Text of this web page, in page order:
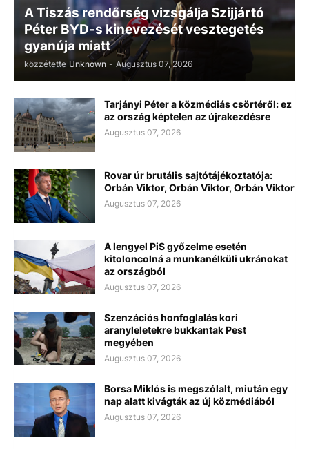
A Tiszás rendőrség vizsgálja Szijjártó
Péter BYD-s kinevezését vesztegetés
gyanúja miatt
közzétette Unknown - Augusztus 07, 2026
Tarjányi Péter a közmédiás csörtéről: ez
az ország képtelen az újrakezdésre
Augusztus 07, 2026
Rovar úr brutális sajtótájékoztatója:
Orbán Viktor, Orbán Viktor, Orbán Viktor
Augusztus 07, 2026
A lengyel PiS győzelme esetén
kitoloncolná a munkanélküli ukránokat
az országból
Augusztus 07, 2026
Szenzációs honfoglalás kori
aranyleletekre bukkantak Pest
megyében
Augusztus 07, 2026
Borsa Miklós is megszólalt, miután egy
nap alatt kivágták az új közmédiából
Augusztus 07, 2026